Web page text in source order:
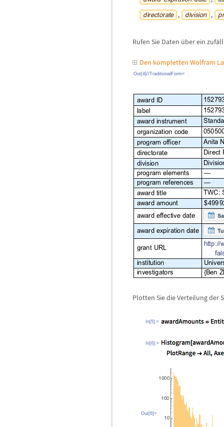
Rufen Sie Daten über ein zufä
Den kompletten Wolfram
Out[4]//TraditionalForm=
Plotten Sie die Verteilung der
In[5]:=
In[6]:=
Out[6]=